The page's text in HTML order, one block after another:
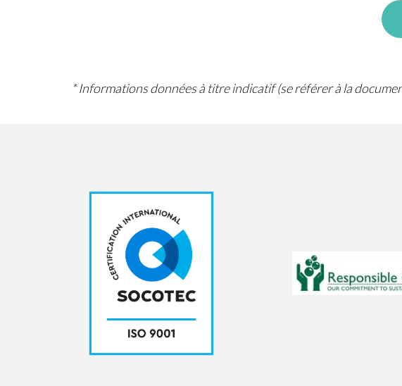
* Informations données à titre indicatif (se référer à la